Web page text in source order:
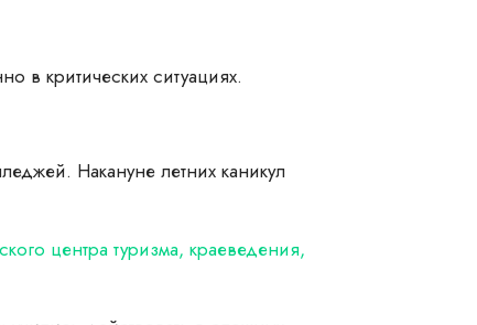
в критических ситуациях.
Накануне летних каникул
центра туризма, краеведения,